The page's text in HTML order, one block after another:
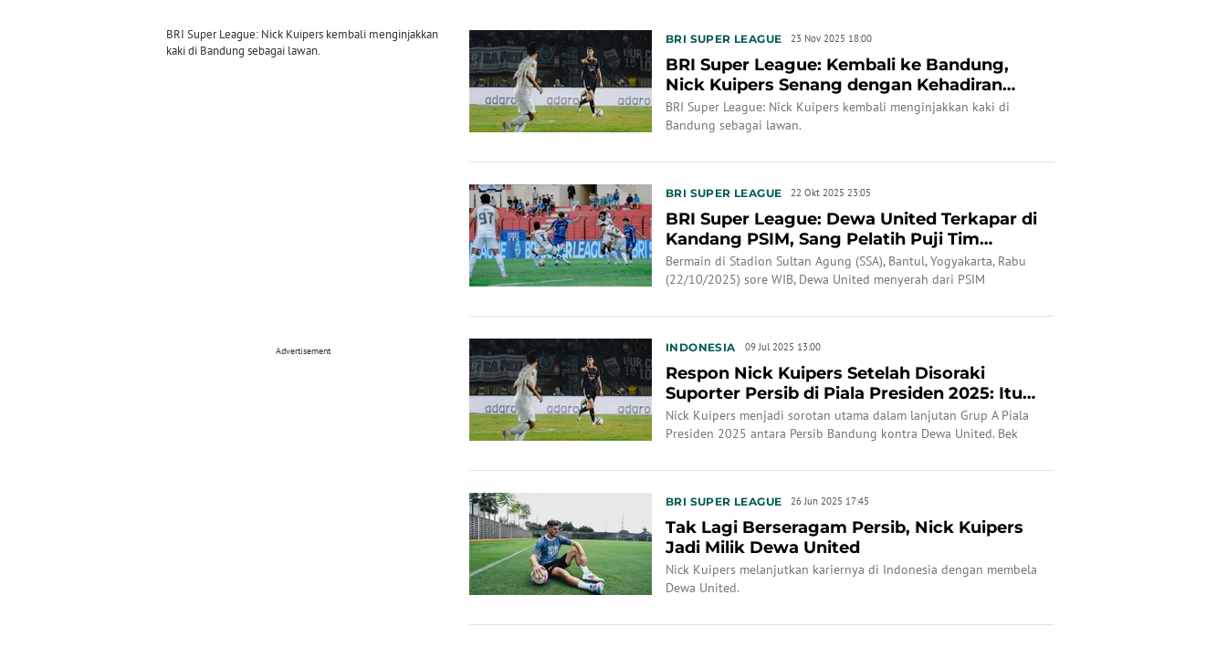
BRI Super League: Nick Kuipers kembali menginjakkan
kaki di Bandung sebagai lawan.
Advertisement
BRI SUPER LEAGUE 23 Nov 2025 18:00
BRI Super League: Kembali ke Bandung,
Nick Kuipers Senang dengan Kehadiran
Bobotoh saat De...
BRI Super League: Nick Kuipers kembali menginjakkan kaki di
Bandung sebagai lawan.
BRI SUPER LEAGUE 22 Okt 2025 23:05
BRI Super League: Dewa United Terkapar di
Kandang PSIM, Sang Pelatih Puji Tim
Lawan dan Si...
Bermain di Stadion Sultan Agung (SSA), Bantul, Yogyakarta, Rabu
(22/10/2025) sore WIB, Dewa United menyerah dari PSIM
INDONESIA 09 Jul 2025 13:00
Respon Nick Kuipers Setelah Disoraki
Suporter Persib di Piala Presiden 2025: Itu
Bagian da...
Nick Kuipers menjadi sorotan utama dalam lanjutan Grup A Piala
Presiden 2025 antara Persib Bandung kontra Dewa United. Bek
BRI SUPER LEAGUE 26 Jun 2025 17:45
Tak Lagi Berseragam Persib, Nick Kuipers
Jadi Milik Dewa United
Nick Kuipers melanjutkan kariernya di Indonesia dengan membela
Dewa United.